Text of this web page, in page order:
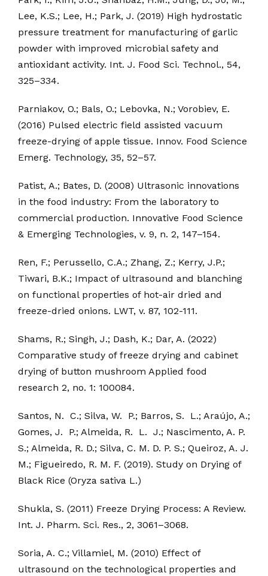
Lee, K.S.; Lee, H.; Park, J. (2019) High hydrostatic
pressure treatment for manufacturing of garlic
powder with improved microbial safety and
antioxidant activity. Int. J. Food Sci. Technol., 54,
325–334.
Parniakov, O.; Bals, O.; Lebovka, N.; Vorobiev, E.
(2016) Pulsed electric field assisted vacuum
freeze-drying of apple tissue. Innov. Food Science
Emerg. Technology, 35, 52–57.
Patist, A.; Bates, D. (2008) Ultrasonic innovations
in the food industry: From the laboratory to
commercial production. Innovative Food Science
& Emerging Technologies, v. 9, n. 2, 147–154.
Ren, F.; Perussello, C.A.; Zhang, Z.; Kerry, J.P.;
Tiwari, B.K.; Impact of ultrasound and blanching
on functional properties of hot-air dried and
freeze-dried onions. LWT, v. 87, 102-111.
Shams, R.; Singh, J.; Dash, K.; Dar, A. (2022)
Comparative study of freeze drying and cabinet
drying of button mushroom Applied food
research 2, no. 1: 100084.
Santos, N. C.; Silva, W. P.; Barros, S. L.; Araújo, A.;
Gomes, J. P.; Almeida, R. L. J.; Nascimento, A. P.
S.; Almeida, R. D.; Silva, C. M. D. P. S.; Queiroz, A. J.
M.; Figueiredo, R. M. F. (2019). Study on Drying of
Black Rice (Oryza sativa L.)
Shukla, S. (2011) Freeze Drying Process: A Review.
Int. J. Pharm. Sci. Res., 2, 3061–3068.
Soria, A. C.; Villamiel, M. (2010) Effect of
ultrasound on the technological properties and